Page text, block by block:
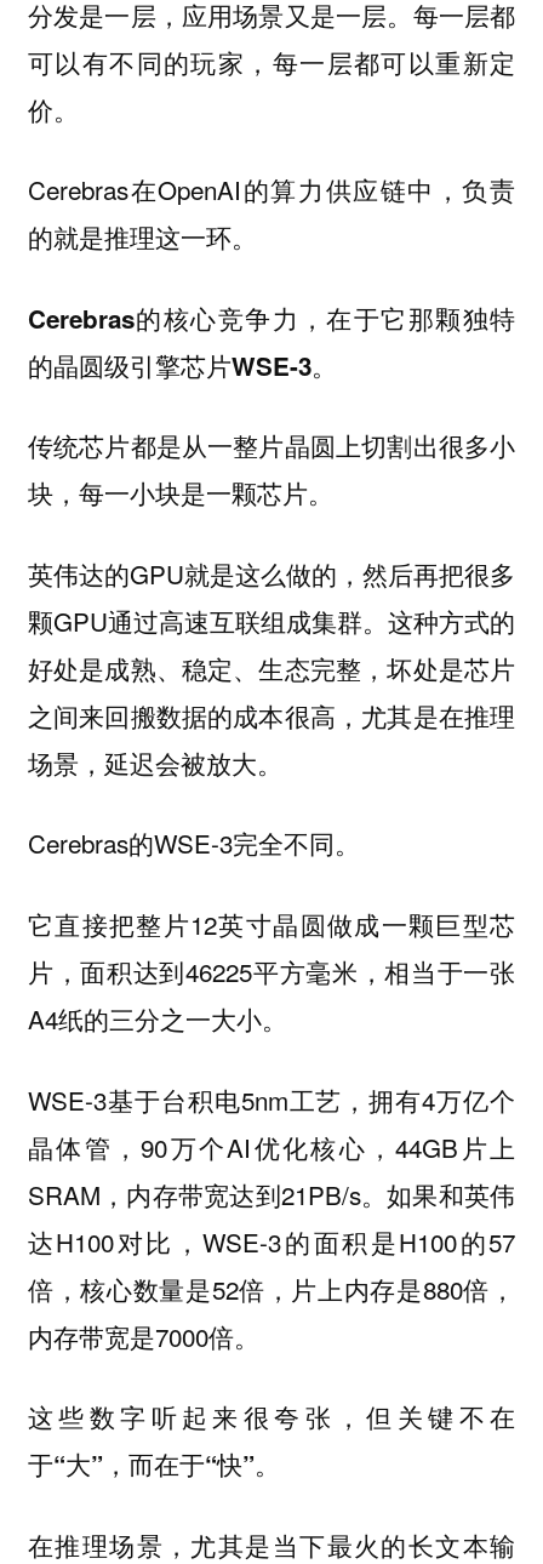
分发是一层，应用场景又是一层。每一层都
可以有不同的玩家，每一层都可以重新定
价。
Cerebras在OpenAI的算力供应链中，负责
的就是推理这一环。
Cerebras的核心竞争力，在于它那颗独特
的晶圆级引擎芯片WSE-3。
传统芯片都是从一整片晶圆上切割出很多小
块，每一小块是一颗芯片。
英伟达的GPU就是这么做的，然后再把很多
颗GPU通过高速互联组成集群。这种方式的
好处是成熟、稳定、生态完整，坏处是芯片
之间来回搬数据的成本很高，尤其是在推理
场景，延迟会被放大。
Cerebras的WSE-3完全不同。
它直接把整片12英寸晶圆做成一颗巨型芯
片，面积达到46225平方毫米，相当于一张
A4纸的三分之一大小。
WSE-3基于台积电5nm工艺，拥有4万亿个
晶体管，90万个AI优化核心，44GB片上
SRAM，内存带宽达到21PB/s。如果和英伟
达H100对比，WSE-3的面积是H100的57
倍，核心数量是52倍，片上内存是880倍，
内存带宽是7000倍。
这些数字听起来很夸张，但关键不在
于“大”，而在于“快”。
在推理场景，尤其是当下最火的长文本输